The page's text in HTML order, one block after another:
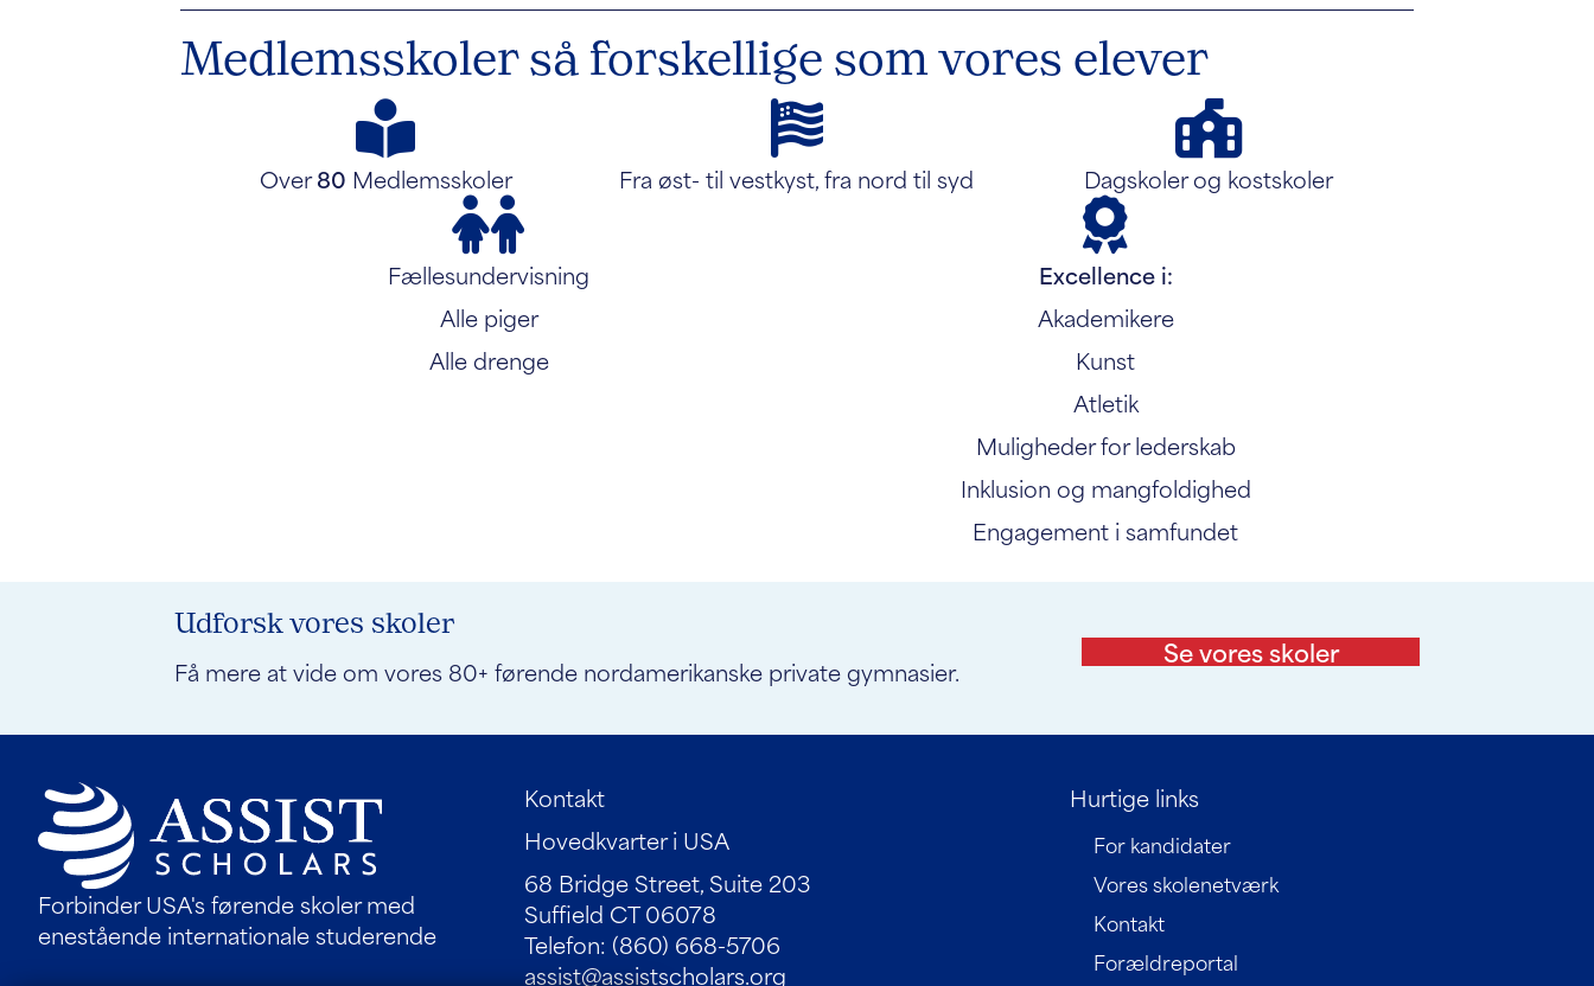
Medlemsskoler så forskellige som vores elever
Over80 Medlemsskoler Fra øst- til vestkyst, fra nord til syd Dagskoler og kostskoler
Fællesundervisning
Alle piger
Alle drenge
Excellence i:
Akademikere
Kunst
Atletik
Muligheder for lederskab
Inklusion og mangfoldighed
Engagement i samfundet
Udforsk vores skoler
Få mere at vide om vores 80+ førende nordamerikanske private gymnasier.
Se vores skoler
Forbinder USA's førende skoler med
enestående internationale studerende
Kontakt
Hovedkvarter i USA
68 Bridge Street, Suite 203
Suffield CT 06078
Telefon: (860) 668-5706
assist@assistscholars.org
Hurtige links
For kandidater
Vores skolenetværk
Kontakt
Forældreportal